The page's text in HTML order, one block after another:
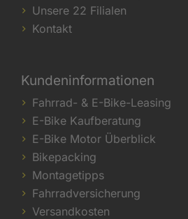
Unsere 22 Filialen
Kontakt
Kundeninformationen
Fahrrad- & E-Bike-Leasing
E-Bike Kaufberatung
E-Bike Motor Überblick
Bikepacking
Montagetipps
Fahrradversicherung
Versandkosten